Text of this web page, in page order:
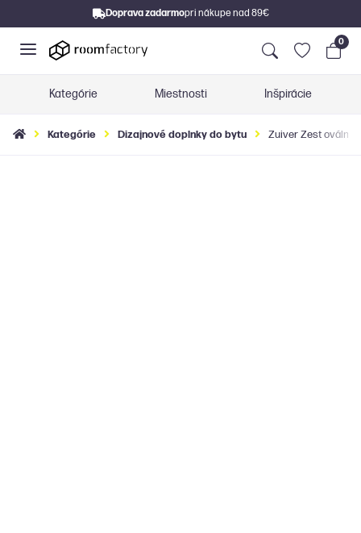
Doprava zadarmopri nákupe nad 89€
0
Kategórie Miestnosti Inšpirácie
Kategórie Dizajnové doplnky do bytu Zuiver Zest oválny